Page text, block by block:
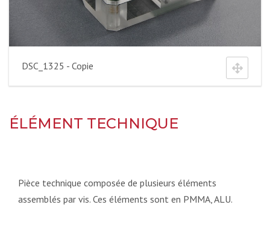
DSC_1325 - Copie
ÉLÉMENT TECHNIQUE
Pièce technique composée de plusieurs éléments
assemblés par vis. Ces éléments sont en PMMA, ALU.